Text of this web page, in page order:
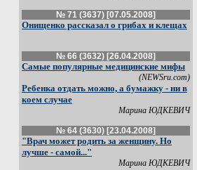
№ 71 (3637) [07.05.2008]
Онищенко рассказал о грибах и клещах
№ 66 (3632) [26.04.2008]
Самые популярные медицинские мифы
(NEWSru.com)
Ребенка отдать можно, а бумажку - ни в
коем случае
Марина ЮДКЕВИЧ
№ 64 (3630) [23.04.2008]
"Врач может родить за женщину. Но
лучше - самой..."
Марина ЮДКЕВИЧ